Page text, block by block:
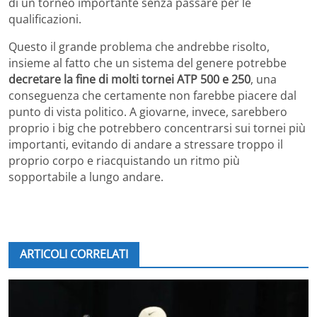
qualificazioni.
Questo il grande problema che andrebbe risolto,
insieme al fatto che un sistema del genere potrebbe
decretare la fine di molti tornei ATP 500 e 250, una
conseguenza che certamente non farebbe piacere dal
punto di vista politico. A giovarne, invece, sarebbero
proprio i big che potrebbero concentrarsi sui tornei più
importanti, evitando di andare a stressare troppo il
proprio corpo e riacquistando un ritmo più
sopportabile a lungo andare.
ARTICOLI CORRELATI